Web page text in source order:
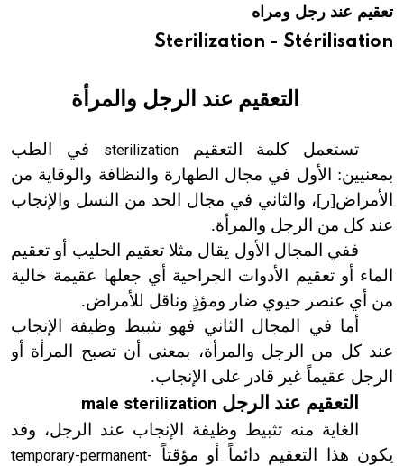
هيئة الموسوعة العربية تطلق موسوعات جديدة في عام 2026
تعقيم عند رجل ومراه
Sterilization - Stérilisation
التعقيم عند الرجل والمرأة
تستعمل كلمة التعقيمsterilization
في الطب
بمعنيين: الأول في مجال الطهارة والنظافة والوقاية من
الأمراض[ر ]، والثاني في مجال الحد من النسل والإنجاب
عند كل من الرجل والمرأة.
ففي المجال الأول يقال مثلا تعقيم الحليب أو تعقيم
الماء أو تعقيم الأدوات الجراحية أي جعلها عقيمة خالية
من أي عنصر حيوي ضار ومؤذٍ وناقل للأمراض.
أما في المجال الثاني فهو تثبيط وظيفة الإنجاب
عند كل من الرجل والمرأة، بمعنى أن تصبح المرأة أو
الرجل عقيماً غير قادر على الإنجاب.
التعقيم عند الرجل male sterilization
الغاية منه تثبيط وظيفة الإنجاب عند الرجل، وقد
يكون هذا التعقيم دائماً أو مؤقتاً
temporary-permanent-